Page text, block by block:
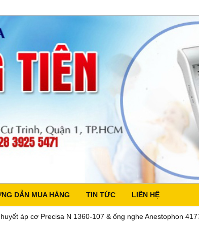
DẪN MUA HÀNG TIN TỨC LIÊN HỆ
áp cơ Precisa N 1360-107 & ống nghe Anestophon